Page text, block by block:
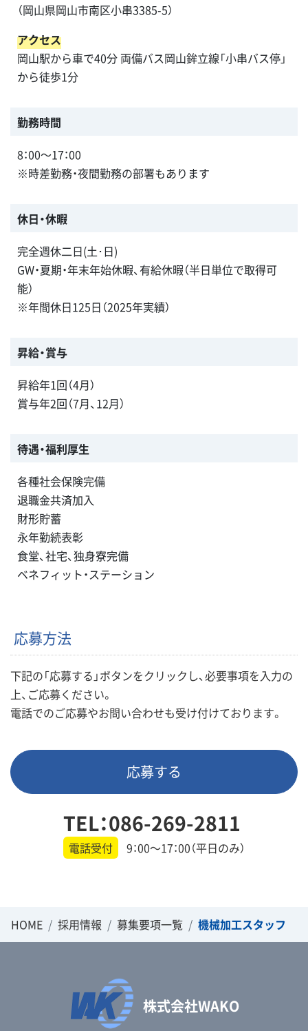
（岡山県岡山市南区小串3385-5）
アクセス
岡山駅から車で40分 両備バス岡山鉾立線「小串バス停」
から徒歩1分
勤務時間
8：00～17：00
※時差勤務・夜間勤務の部署もあります
休日・休暇
完全週休二日(土･日)
GW・夏期・年末年始休暇、有給休暇（半日単位で取得可
能）
※年間休日125日（2025年実績）
昇給・賞与
昇給年1回（4月）
賞与年2回（7月、12月）
待遇・福利厚生
各種社会保険完備
退職金共済加入
財形貯蓄
永年勤続表彰
食堂、社宅、独身寮完備
ベネフィット・ステーション
応募方法
下記の「応募する」ボタンをクリックし、必要事項を入力の
上、ご応募ください。
電話でのご応募やお問い合わせも受け付けております。
応募する
TEL：086-269-2811
電話受付 9：00～17：00（平日のみ）
HOME 採用情報 募集要項一覧 機械加工スタッフ
株式会社WAKO